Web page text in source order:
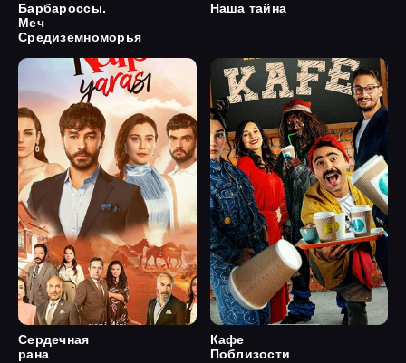
Барбароссы.
Меч
Средиземноморья
Наша тайна
Сердечная
рана
Кафе
Поблизости